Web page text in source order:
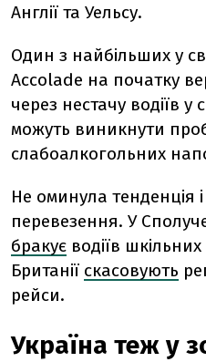
Англії та Уельсу.
Один з найбільших у
Accolade на початку
через нестачу водіїв у
можуть виникнути
слабоалкогольних
Не оминула тенденція
перевезення. У
бракує водіїв
Британії скасовують
рейси.
Україна теж у